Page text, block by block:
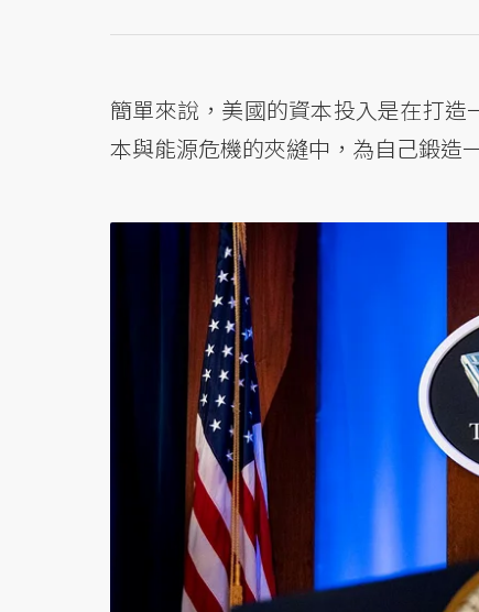
簡單來說，美國的資本投入是在打
本與能源危機的夾縫中，為自己鍛造